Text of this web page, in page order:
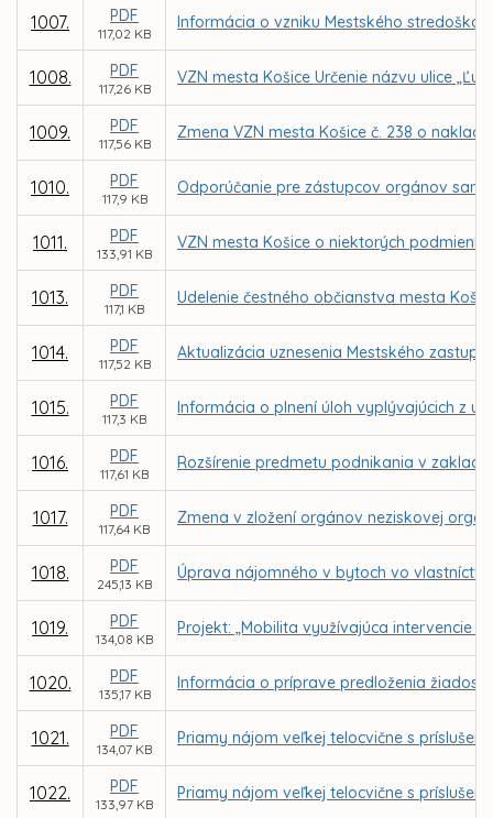
1007. PDF
117,02 KB
Informácia o vzniku Mestského
1008. PDF
117,26 KB
VZN mesta Košice Určenie názvu ulice
1009. PDF
117,56 KB
Zmena VZN mesta Košice č. 238 o
1010. PDF
117,9 KB
Odporúčanie pre zástupcov orgánov
1011. PDF
133,91 KB
VZN mesta Košice o niektorých
1013. PDF
117,1 KB
Udelenie čestného občianstva mesta
1014. PDF
117,52 KB
Aktualizácia uznesenia Mestského
1015. PDF
117,3 KB
Informácia o plnení úloh vyplývajúcich z
1016. PDF
117,61 KB
Rozšírenie predmetu podnikania v
1017. PDF
117,64 KB
Zmena v zložení orgánov neziskovej
1018. PDF
245,13 KB
Úprava nájomného v bytoch vo
1019. PDF
134,08 KB
Projekt: „Mobilita využívajúca intervencie
1020. PDF
135,17 KB
Informácia o príprave predloženia
1021. PDF
134,07 KB
Priamy nájom veľkej telocvične s
1022. PDF
133,97 KB
Priamy nájom veľkej telocvične s